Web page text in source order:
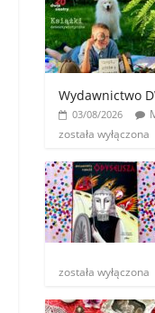
Wydawnictwo
03/08/2026
została wyłączona
została wyłączona